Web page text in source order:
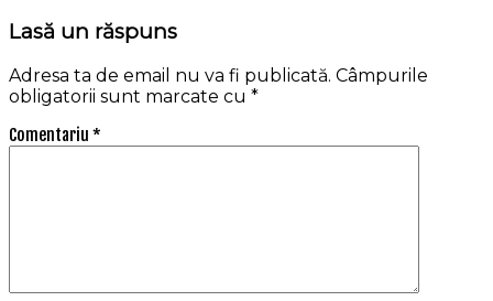
Lasă un răspuns
Adresa ta de email nu va fi publicată. Câmpurile
obligatorii sunt marcate cu *
Comentariu *